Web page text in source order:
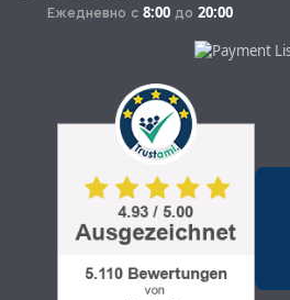
Ежедневно с 8:00 до 20:00